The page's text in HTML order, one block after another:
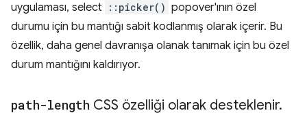
uygulaması, select ::picker() popover'ının özel
durumu için bu mantığı sabit kodlanmış olarak içerir. Bu
özellik, daha genel davranışa olanak tanımak için bu özel
durum mantığını kaldırıyor.
path-length CSS özelliği olarak desteklenir.